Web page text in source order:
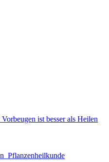
ist besser als Heilen
 Pflanzenheilkunde